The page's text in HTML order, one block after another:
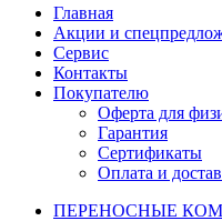
Главная
Акции и
Сервис
Контакты
Покупателю
Оферта для
Гарантия
Сертификаты
Оплата и
ПЕРЕНОСНЫЕ